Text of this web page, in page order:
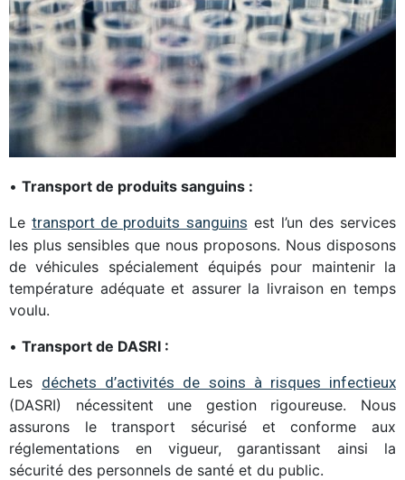
• Transport de produits sanguins :
Letransport de produits sanguins est l’un des services
les plus sensibles que nous proposons. Nous disposons
de véhicules spécialement équipés pour maintenir la
température adéquate et assurer la livraison en temps
voulu.
• Transport de DASRI :
Les déchets d’activités de soins à risques infectieux
(DASRI) nécessitent une gestion rigoureuse. Nous
assurons le transport sécurisé et conforme aux
réglementations en vigueur, garantissant ainsi la
sécurité des personnels de santé et du public.